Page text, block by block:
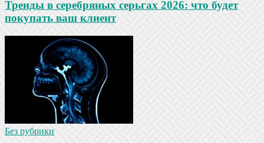
Тренды в серебряных серьгах 2026: что будет
покупать ваш клиент
Без рубрики